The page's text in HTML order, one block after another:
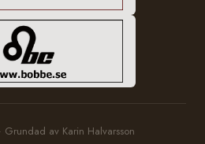
av Karin Halvarsson